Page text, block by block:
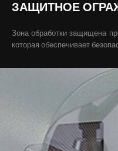
ЗАЩИТНОЕ
Зона обработки защищена
которая обеспечивает